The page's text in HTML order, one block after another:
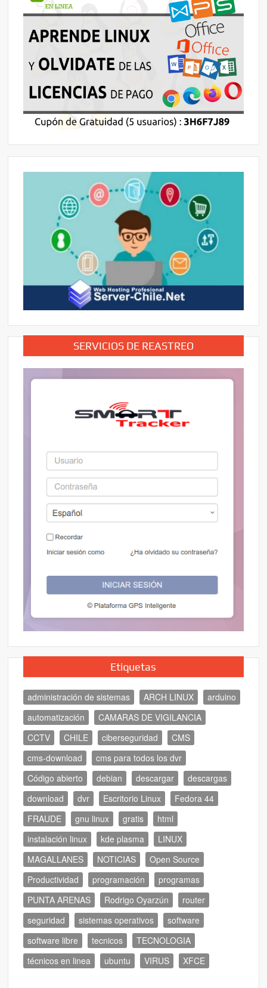
SERVICIOS DE REASTREO
Etiquetas
administración de sistemas ARCH LINUX
arduino
automatización
CAMARAS DE VIGILANCIA
CCTV
CHILE ciberseguridad
CMS
cms-download
cms para todos los dvr
Código abierto
debian descargar
descargas
download
dvr Escritorio Linux
Fedora 44
FRAUDE
gnu linux gratis
html
instalación linux
kde plasma
LINUX
MAGALLANES
NOTICIAS
Open Source
Productividad
programación
programas
PUNTA ARENAS
Rodrigo Oyarzún
router
seguridad
sistemas operativos
software
software libre
tecnicos
TECNOLOGIA
técnicos en linea
ubuntu VIRUS XFCE